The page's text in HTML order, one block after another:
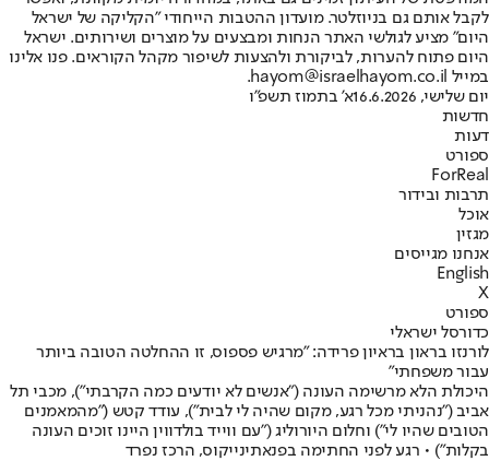
לקבל אותם גם בניוזלטר. מועדון ההטבות הייחודי "הקליקה של ישראל
היום" מציע לגולשי האתר הנחות ומבצעים על מוצרים ושירותים. ישראל
היום פתוח להערות, לביקורת ולהצעות לשיפור מקהל הקוראים. פנו אלינו
במייל hayom@israelhayom.co.il.
יום שלישי, 16.6.2026
א' בתמוז תשפ"ו
חדשות
דעות
ספורט
ForReal
תרבות ובידור
אוכל
מגזין
אנחנו מגייסים
English
X
ספורט
כדורסל ישראלי
לורנזו בראון בראיון פרידה: "מרגיש פספוס, זו ההחלטה הטובה ביותר
עבור משפחתי"
היכולת הלא מרשימה העונה ("אנשים לא יודעים כמה הקרבתי"), מכבי תל
אביב ("נהניתי מכל רגע, מקום שהיה לי לבית"), עודד קטש ("מהמאמנים
הטובים שהיו לי") וחלום היורוליג ("עם ווייד בולדווין היינו זוכים העונה
בקלות") • רגע לפני החתימה בפנאתינייקוס, הרכז נפרד